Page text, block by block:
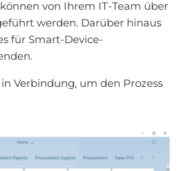
von Ihrem IT-Team über
werden. Darüber hinaus
für Smart-Device-
Verbindung, um den Prozess